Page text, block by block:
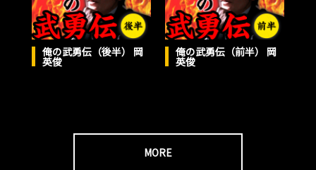
俺の武勇伝（後半） 岡
英俊
俺の武勇伝（前半） 岡
英俊
MORE